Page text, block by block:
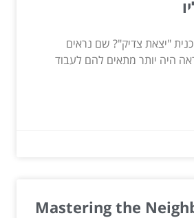
"יצאת צדיק"? שם נראים
היה יותר מתאים להם לעבוד
Mastering the